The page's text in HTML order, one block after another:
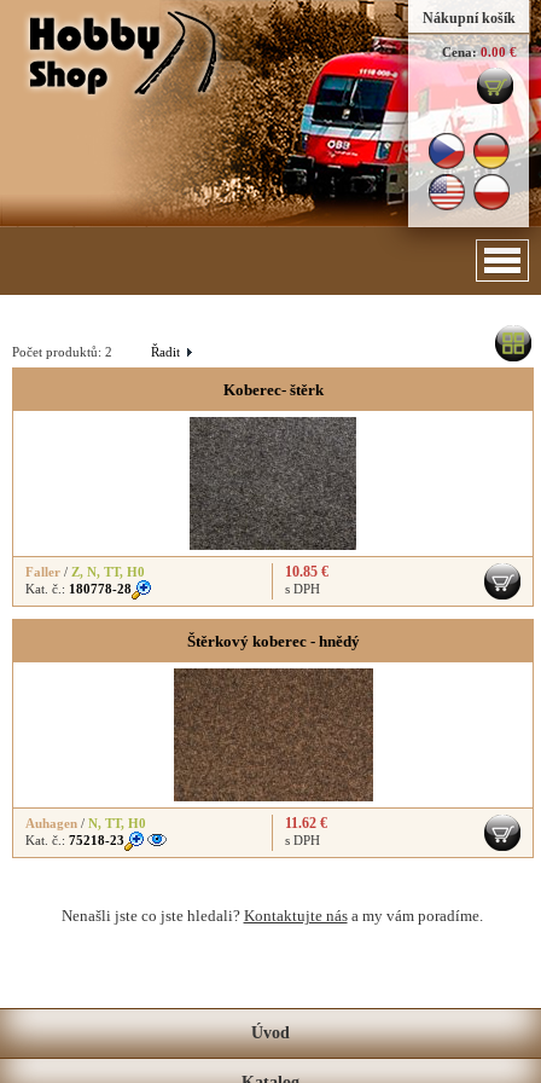
Nákupní košík
Cena: 0.00 €
Řadit
Počet produktů: 2
Koberec- štěrk
Faller / Z, N, TT, H0
Kat. č.: 180778-28
10.85 €
s DPH
Štěrkový koberec - hnědý
Auhagen / N, TT, H0
Kat. č.: 75218-23
11.62 €
s DPH
Nenašli jste co jste hledali? Kontaktujte nása my vám poradíme.
Úvod